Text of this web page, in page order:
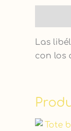
Las
con los